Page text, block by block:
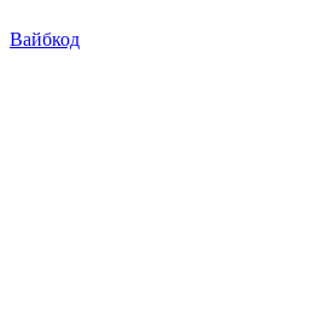
Вайбкод